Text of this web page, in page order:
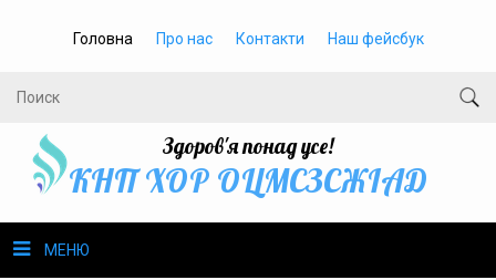
Головна Про нас Контакти Наш фейсбук
Здоров'я понад усе!
КНП ХОР ОЦМСЗСЖIАД
МЕНЮ